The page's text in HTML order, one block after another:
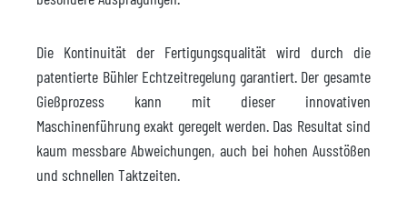
Die Kontinuität der Fertigungsqualität wird durch die
patentierte Bühler Echtzeitregelung garantiert. Der gesamte
Gießprozess kann mit dieser innovativen
Maschinenführung exakt geregelt werden. Das Resultat sind
kaum messbare Abweichungen, auch bei hohen Ausstößen
und schnellen Taktzeiten.